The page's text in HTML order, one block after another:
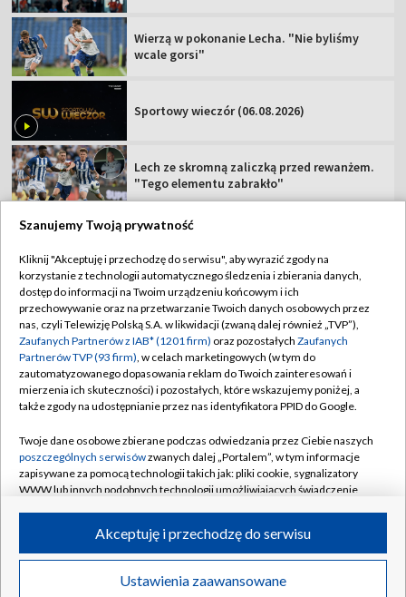
Transmisje Wideo
Wierzą w pokonanie Lecha. "Nie byliśmy
wcale gorsi"
Sportowy wieczór (06.08.2026)
Lech ze skromną zaliczką przed rewanżem.
"Tego elementu zabrakło"
TVP
Abonament TVP
Sklep TVP
Biuro Reklamy
Oferta Handlowa
Emisja w TVP
Rada Programowa
Ogłoszenia przetargowe
Akademia Telewizyjna
Regulamin TVP
Polityka prywatności
Moje zgody
Biuro reklamy
Kanały
©2026 Telewizja Polska Spółka Akcyjna w likwidacji
Szanujemy Twoją prywatność
Kliknij "Akceptuję i przechodzę do serwisu", aby wyrazić zgody na
korzystanie z technologii automatycznego śledzenia i zbierania danych,
dostęp do informacji na Twoim urządzeniu końcowym i ich
przechowywanie oraz na przetwarzanie Twoich danych osobowych przez
nas, czyli Telewizję Polską S.A. w likwidacji (zwaną dalej również „TVP”),
Zaufanych Partnerów z IAB* (1201 firm) oraz pozostałych Zaufanych
Partnerów TVP (93 firm), w celach marketingowych (w tym do
zautomatyzowanego dopasowania reklam do Twoich zainteresowań i
mierzenia ich skuteczności) i pozostałych, które wskazujemy poniżej, a
także zgody na udostępnianie przez nas identyfikatora PPID do Google.
Twoje dane osobowe zbierane podczas odwiedzania przez Ciebie naszych
poszczególnych serwisówzwanych dalej „Portalem”, w tym informacje
zapisywane za pomocą technologii takich jak: pliki cookie, sygnalizatory
WWW lub innych podobnych technologii umożliwiających świadczenie
ruchu w Internecie.
Twoje dane osobowe zbierane podczas odwiedzania przez Ciebie
poszczególnych serwisówna Portalu, takie jak adresy IP, identyfikatory
Ustawienia zaawansowane
Akceptuję i przechodzę do serwisu